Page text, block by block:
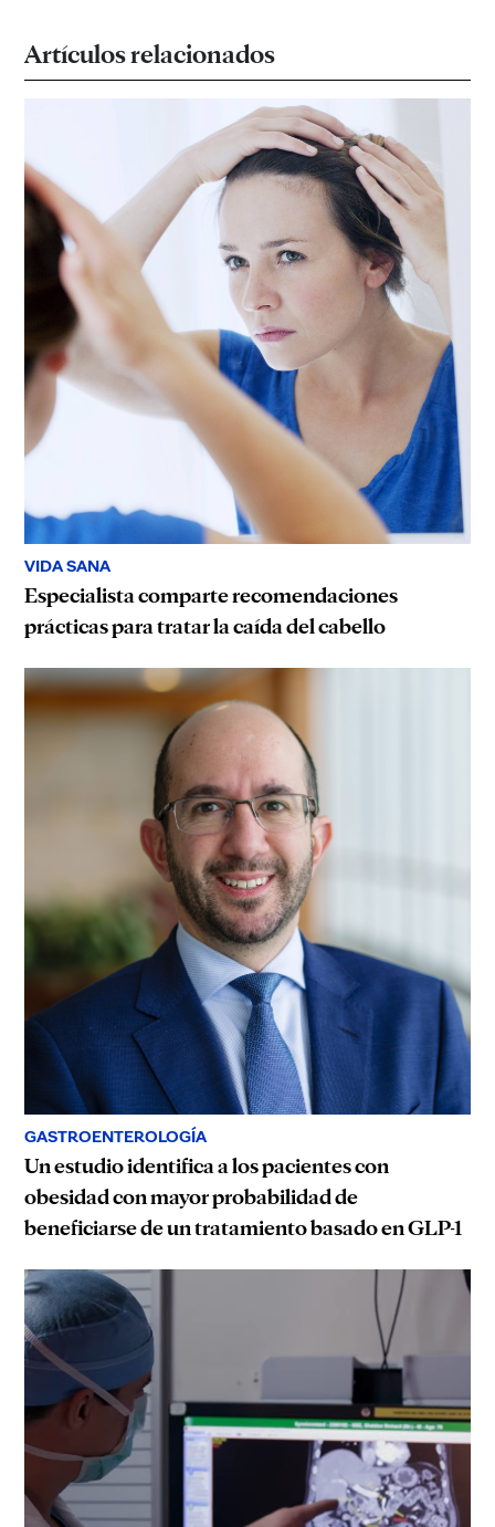
Artículos relacionados
VIDA SANA
Especialista comparte recomendaciones
prácticas para tratar la caída del cabello
GASTROENTEROLOGÍA
Un estudio identifica a los pacientes con
obesidad con mayor probabilidad de
beneficiarse de un tratamiento basado en GLP-1